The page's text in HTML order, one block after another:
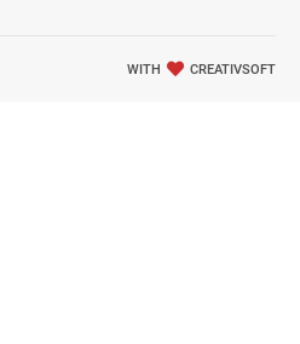
WITH CREATIVSOFT